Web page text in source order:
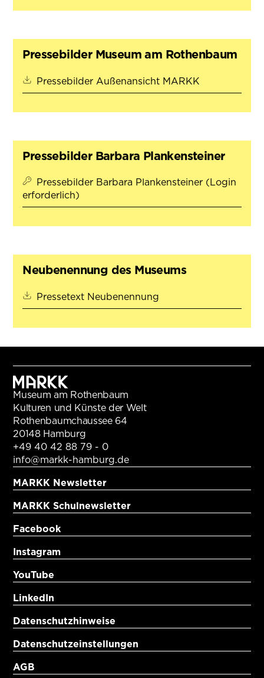
Pressebilder Museum am Rothenbaum
Pressebilder Außenansicht MARKK
Pressebilder Barbara Plankensteiner
Pressebilder Barbara Plankensteiner (Login
erforderlich)
Neubenennung des Museums
Pressetext Neubenennung
Museum am Rothenbaum
Kulturen und Künste der Welt
Rothenbaumchaussee 64
20148 Hamburg
+49 40 42 88 79 - 0
info@markk-hamburg.de
MARKK Newsletter
MARKK Schulnewsletter
Facebook
Instagram
YouTube
LinkedIn
Datenschutzhinweise
Datenschutzeinstellungen
AGB